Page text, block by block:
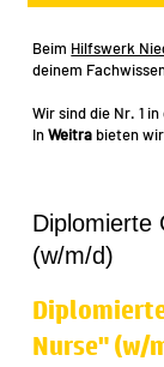
Beim Hilfswerk
deinem
Wir sind die Nr. 1
InWeitra bieten
Diplomierte
(w/m/d)
Nurse" (w/